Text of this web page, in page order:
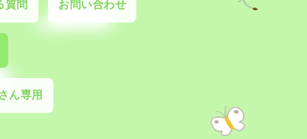
質問 お問い合わせ
ん専用